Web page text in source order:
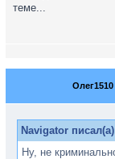
теме...
Олег1510
Navigator
Ну, не